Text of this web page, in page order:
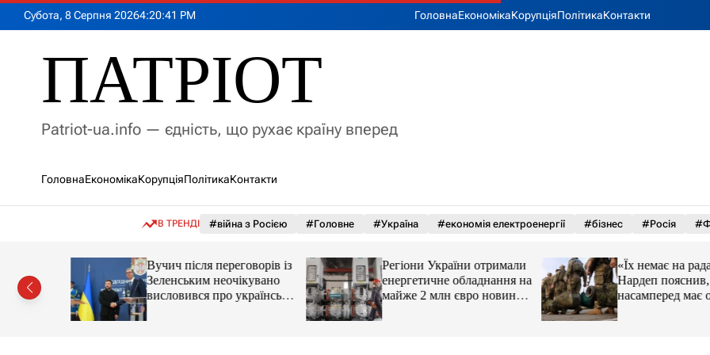
Субота, 8 Серпня 20264:20:43 PM ГоловнаЕкономікаКорупціяПолітикаКонтакти
ПАТРІОТ
Patriot-ua.info — єдність, що рухає країну вперед
ГоловнаЕкономікаКорупціяПолітикаКонтакти
В ТРЕНДІ #війна з Росією #Головне #Україна #економія електроенергії #бізнес #Росія
Вучич після переговорів із
Зеленським неочікувано
висловився про українські
території
Регіони України отримали
енергетичне обладнання на
майже 2 млн євро новини
LB.ua
«Їх немає на
Нардеп пояснив,
насамперед має
реформа мобілізації